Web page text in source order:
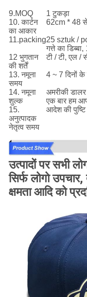
9.MOQ
1 टुकड़ा
10. कार्टन
का आकार
62cm * 48
11.packing25 sztuk /
गत्ते का
12 भुगतान
की शर्तें
टी / टी, एल /
13. नमूना
समय
4 ~ 7 दिनों
14. नमूना
शुल्क
अमरीकी
एक बार हम
15.
अनुत्पादक
नेतृत्व समय
आदेश की पुष्टि
उत्पादों पर सभी
सिर्फ लोगो उपचार,
क्षमता आदि को